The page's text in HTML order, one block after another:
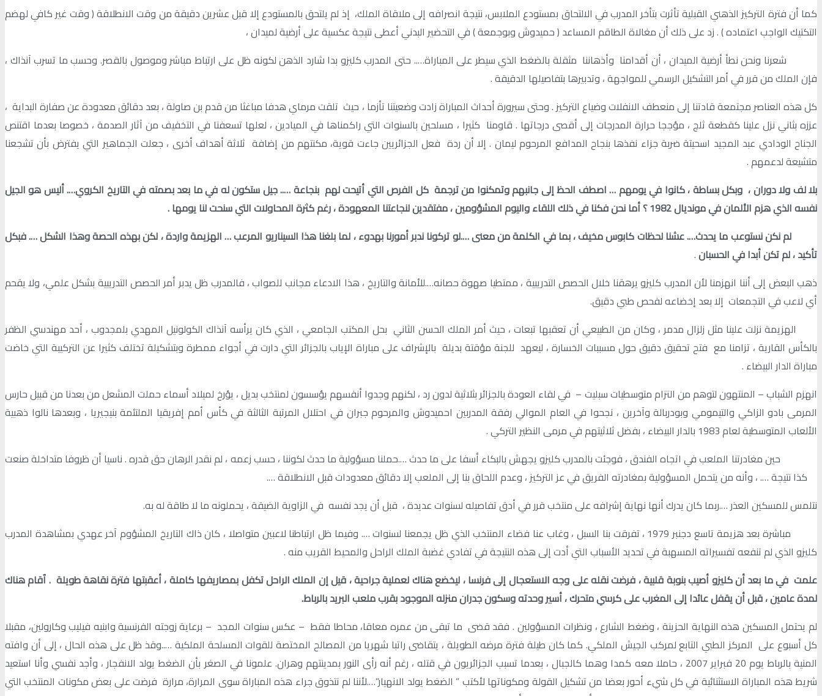
كما أن فترة التركيز الذهني القبلية تأثرت بتأخر المدرب في الالتحاق بمستودع الملابس، نتيجة انصرافه إلى ملاقاة الملك، إذ لم يلتحق بالمستودع إلا قبل عشرين دقيقة من وقت الانطلاقة ( وقت غير كافي لهضم
التكتيك الواجب اعتماده ) . زد على ذلك أن مغالاة الطاقم المساعد ( حميدوش وبوجمعة ) في التحضير البدني أعطى نتيجة عكسية على أرضية لميدان ،
شعرنا ونحن نطأ أرضية الميدان ، أن أقدامنا وأذهاننا مثقلة بالضغط الذي سيطر على المباراة….. حتى المدرب كليزو بدا شارد الذهن لكونه ظل على ارتباط مباشر وموصول بالقصر. وحسب ما تسرب آنذاك ،
فإن الملك من قرر في أمر التشكيل الرسمي للمواجهة ، وتدبيرها بتفاصيلها الدقيقة .
كل هذه العناصر مجتمعة قادتنا إلى منعطف الانفلات وضياع التركيز . وحتى سيرورة أحداث المباراة زادت وضعيتنا تأزما ، حيث تلقت مرماي هدفا مباغثا من قدم بن صاولة ، بعد دقائق معدودة عن صفارة البداية ،
عززه بثاني نزل علينا كقطعة ثلج ، مؤججا حرارة المدرجات إلى أقصى درجاتها . قاومنا كثيرا ، مسلحين بالسنوات التي راكمناها في الميادين ، لعلها تسعفنا في التخفيف من آثار الصدمة ، خصوصا بعدما اقتنص
الجناح الودادي عبد المجيد اسحيتة ضربة جزاء نفذها بنجاح المدافع المرحوم ليمان . إلا أن ردة فعل الجزائريين جاءت قوية، مكنتهم من إضافة ثلاثة أهداف أخرى ، جعلت الجماهير التي يفترض بأن تشجعنا
متشيعة لدعمهم .
بلا لف ولا دوران ، وبكل بساطة ، كانوا في يومهم … اصطف الحظ إلى جانبهم وتمكنوا من ترجمة كل الفرص التي أتيحت لهم بنجاعة ….. جيل ستكون له في ما بعد بصمته في التاريخ الكروي…. أليس هو الجيل
نفسه الذي هزم اﻷلمان في مونديال 1982 ؟ أما نحن فكنا في ذلك اللقاء واليوم المشؤومين ، مفتقدين لنجاعتنا المعهودة ، رغم كثرة المحاولات التي سنحت لنا يومها
.
لم نكن نستوعب ما يحدث…. عشنا لحظات كابوس مخيف ، بما في الكلمة من معنى ….لو تركونا ندبر أمورنا بهدوء ، لما بلغنا هذا السيناريو المرعب … الهزيمة واردة ، لكن بهذه الحصة وهذا الشكل …. فبكل
تأكيد ، لم تكن أبدا في الحسبان.
ذهب البعض إلى أننا انهزمنا لأن المدرب كليزو يرهقنا خلال الحصص التدريبية ، ممتطيا صهوة حصانه….للأمانة والتاريخ ، هذا الادعاء مجانب للصواب ، فالمدرب ظل يدبر أمر الحصص التدريبية بشكل علمي، ولا يقحم
أي لاعب في التجمعات إلا بعد إخضاعه لفحص طبي دقيق.
الهزيمة نزلت علينا مثل زلزال مدمر ، وكان من الطبيعي أن تعقبها تبعات ، حيث أمر الملك الحسن الثاني بحل المكتب الجامعي ، الذي كان يرأسه آنذاك الكولونيل المهدي بلمجدوب ، أحد مهندسي الظفر
بالكأس القارية ، تزامنا مع فتح تحقيق دقيق حول مسببات الخسارة ، ليعهد للجنة مؤقتة بديلة بالإشراف على مباراة الإياب بالجزائر التي دارت في أجواء ممطرة وبتشكيلة تختلف كثيرا عن التركيبة التي خاضت
مباراة الدار البيضاء .
انهزم الشباب – المنتهون لتوهم من التزام متوسطيات سبليت – في لقاء العودة بالجزائر بثلاثية لدون رد ، لكنهم وجدوا أنفسهم يؤسسون لمنتخب بديل ، يؤرخ لميلاد أسماء حملت المشعل من بعدنا من قبيل حارس
المرمى بادو الزاكي والتيمومي وبودربالة وآخرين ، نجحوا في العام الموالي رفقة المدربين احميدوش والمرحوم جبران في احتلال المرتبة الثالثة في كأس أمم إفريقيا الملتئمة بنيجيريا ، وبعدها نالوا ذهبية
الألعاب المتوسطية لعام 1983 بالدار البيضاء ، بفضل ثلاثيتهم في مرمى النظير التركي .
حين مغادرتنا الملعب في اتجاه الفندق ، فوجئت بالمدرب كليزو يجهش بالبكاء أسفا على ما حدث ….حملنا مسؤولية ما حدث لكوننا ، حسب زعمه ، لم نقدر الرهان حق قدره . ناسيا أن ظروفا متداخلة صنعت
كذا نتيجة …. ، وأنه من يتحمل المسؤولية بمغادرته الفريق في عز التركيز ، وعدم اللحاق بنا إلى الملعب إلا دقائق معدودات قبل الانطلاقة ….
نتلمس للمسكين العذر ….ربما كان يدرك أنها نهاية إشرافه على منتخب قرر في أدق تفاصيله لسنوات عديدة ، قبل أن يجد نفسه في الزاوية الضيقة ، يحملونه ما لا طاقة له به.
مباشرة بعد هزيمة تاسع دجنبر 1979 ، تفرقت بنا السبل ، وغاب عنا فضاء المنتخب الذي ظل يجمعنا لسنوات …. وفيما ظل ارتباطنا لاعبين متواصلا ، كان ذاك التاريخ المشؤوم آخر عهدي بمشاهدة المدرب
كليزو الذي لم تنفعه تفسيراته المسهبة في تحديد الأسباب التي أدت إلى هذه النتيجة في تفادي غضبة الملك الراحل والمحيط القريب منه .
علمت في ما بعد أن كليزو أصيب بنوبة قلبية ، فرضت نقله على وجه الاستعجال إلى فرنسا ، ليخضع هناك لعملية جراحية ، قيل إن الملك الراحل تكفل بمصاريفها كاملة ، أعقبتها فترة نقاهة طويلة . اٌقام هناك
لمدة عامين ، قبل أن يقفل عائدا إلى المغرب على كرسي متحرك ، أسير وحدته وسكون جدران منزله الموجود بقرب ملعب البريد بالرباط.
لم يحتمل المسكين هذه النهاية الحزينة ، وضغط الشارع ، ونظرات المسؤولين . فقد قضى ما تبقى من عمره معاقا، محاطا فقط – عكس سنوات المجد – برعاية زوجته الفرنسية وابنيه فيليب وكارولين، مقبلا
كل أسبوع على المركز الطبي التابع لمركب الجيش الملكي. كما كان طيلة فترة مرضه الطويلة ، يتقاضى راتبا شهريا من المصالح المختصة للقوات المسلحة الملكية …..وقذ ظل على هذه الحال ، إلى أن وافته
المنية بالرباط يوم 20 فبراير 2007 ، حاملا معه كمدا وهما كالجبال ، بعدما تسبب الجزائريون في قتله ، رغم أنه رأى النور بمدينتهم وهران. علمونا في الصغر بأن الضغط يولد الانفجار ، وأجد نفسي وأنا استعيد
شريط هذه المباراة الاستثنائية في كل شيء أحور بعضا من تشكيل القولة ومكوناتها لأكتب ” الضغط يولد الانهيار”….لأننا لم نتذوق جراء هذه المباراة سوى المرارة، مرارة فرضت على بعض مكونات المنتخب التي